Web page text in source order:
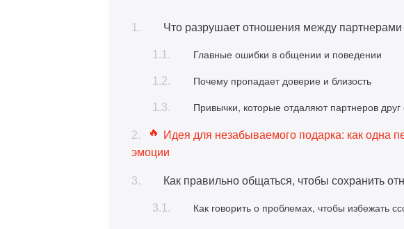
Что разрушает отношения между партнерами
Главные ошибки в общении и поведении
Почему пропадает доверие и близость
Привычки, которые отдаляют партнеров друг
Идея для незабываемого подарка: как одна
эмоции
Как правильно общаться, чтобы сохранить
Как говорить о проблемах, чтобы избежать